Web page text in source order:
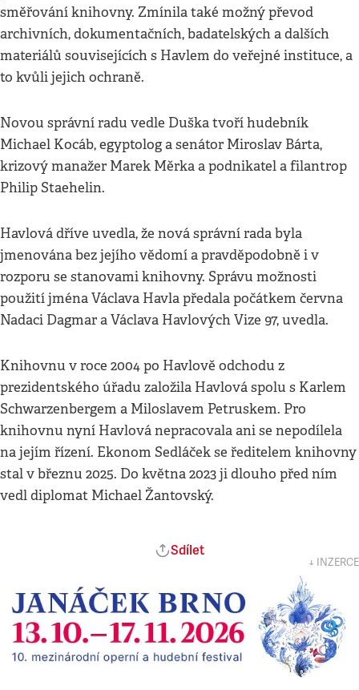
směřování knihovny. Zmínila také možný převod
archivních, dokumentačních, badatelských a dalších
materiálů souvisejících s Havlem do veřejné instituce, a
to kvůli jejich ochraně.
Novou správní radu vedle Duška tvoří hudebník
Michael Kocáb, egyptolog a senátor Miroslav Bárta,
krizový manažer Marek Měrka a podnikatel a filantrop
Philip Staehelin.
Havlová dříve uvedla, že nová správní rada byla
jmenována bez jejího vědomí a pravděpodobně i v
rozporu se stanovami knihovny. Správu možnosti
použití jména Václava Havla předala počátkem června
Nadaci Dagmar a Václava Havlových Vize 97, uvedla.
Knihovnu v roce 2004 po Havlově odchodu z
prezidentského úřadu založila Havlová spolu s Karlem
Schwarzenbergem a Miloslavem Petruskem. Pro
knihovnu nyní Havlová nepracovala ani se nepodílela
na jejím řízení. Ekonom Sedláček se ředitelem knihovny
stal v březnu 2025. Do května 2023 ji dlouho před ním
vedl diplomat Michael Žantovský.
Sdílet
↓ INZERCE